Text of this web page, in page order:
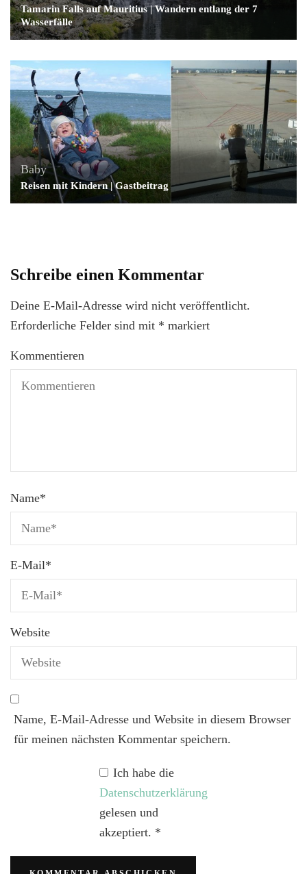
Tamarin Falls auf Mauritius | Wandern entlang der 7
Wasserfälle
Baby
Reisen mit Kindern | Gastbeitrag
Schreibe einen Kommentar
Deine E-Mail-Adresse wird nicht veröffentlicht.
Erforderliche Felder sind mit * markiert
Kommentieren
Name*
E-Mail*
Website
Name, E-Mail-Adresse und Website in diesem Browser
für meinen nächsten Kommentar speichern.
Ich habe die
Datenschutzerklärung
gelesen und
akzeptiert. *